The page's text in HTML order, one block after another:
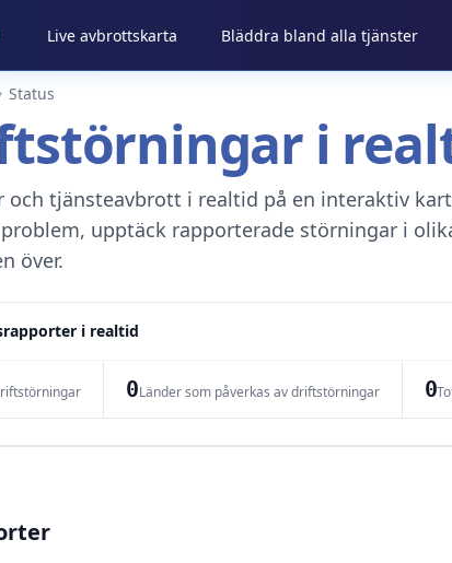
Live avbrottskarta Bläddra bland alla tjänster
Status
i
tjänsteavbrott i realtid på en interaktiv
upptäck rapporterade störningar i
över.
i realtid
0Länder som påverkas av driftstörningar 0